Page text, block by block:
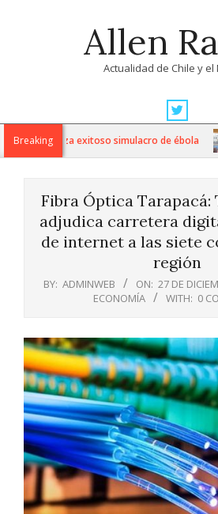
Allen
Actualidad de Chile y el
Navigation
MenuBreaking
realiza exitoso simulacro de ébola
Fibra Óptica Tarapacá:
adjudica carretera
de internet a las siete
región
BY: ADMINWEB ON: 27 DE
ECONOMÍA
WITH: 0